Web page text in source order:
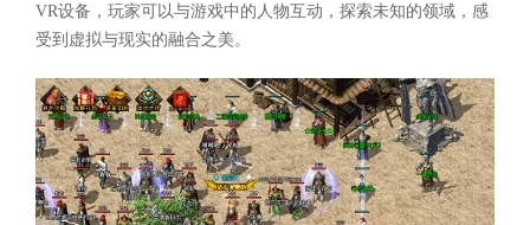
VR设备，玩家可以与游戏中的人物互动，探索未知的领域，感
受到虚拟与现实的融合之美。